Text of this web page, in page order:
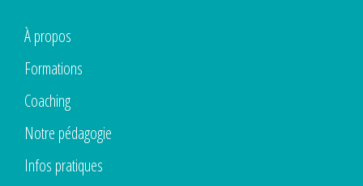
À propos
Formations
Coaching
Notre pédagogie
Infos pratiques